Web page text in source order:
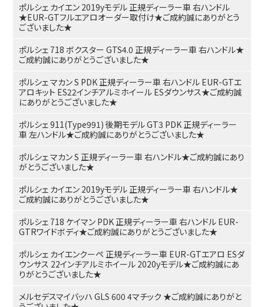
ポルシェ カイエン 2019yモデル 正規ディーラー車 右ハンドル
★EUR-GTフルエアロオーダー取付け★ご成約誠にありがとう
ございました★
ポルシェ 718 ボクスター GTS4.0 正規ディーラー車 右ハンドル★
ご成約誠にありがとうございました★
ポルシェ マカン S PDK 正規ディーラー車 右ハンドル EUR-GTエ
アロキット ES22インチアルミホイール ESダウンサス★ご成約誠
にありがとうございました★
ポルシェ 911(Type991) 後期モデル GT3 PDK 正規ディーラー
車 左ハンドル★ご成約誠にありがとうございました★
ポルシェ マカン S 正規ディーラー車 右ハンドル★ご成約誠にあり
がとうございました★
ポルシェ カイエン 2019yモデル 正規ディーラー車 右ハンドル★
ご成約誠にありがとうございました★
ポルシェ 718 ケイマン PDK 正規ディーラー車 右ハンドル EUR-
GTRワイドボディ★ご成約誠にありがとうございました★
ポルシェ カイエンクーペ 正規ディーラー車 EUR-GTエアロ ESダ
ウンサス 22インチアルミホイール 2020yモデル★ご成約誠にあ
りがとうございました★
メルセデスマイバッハ GLS 600 4マチック ★ご成約誠にありがと